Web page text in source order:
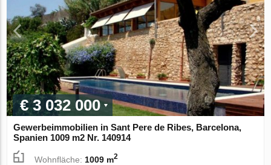
€ 3 032 000
Gewerbeimmobilien in Sant Pere de Ribes, Barcelona,
Spanien 1009 m2 Nr. 140914
Wohnfläche: 1009 m2